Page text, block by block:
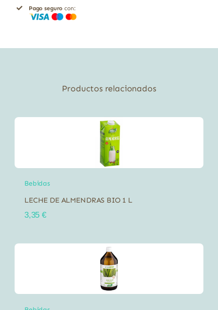
cantidad
Pago seguro con:
Productos relacionados
Bebidas
LECHE DE ALMENDRAS BIO 1 L
3,35€